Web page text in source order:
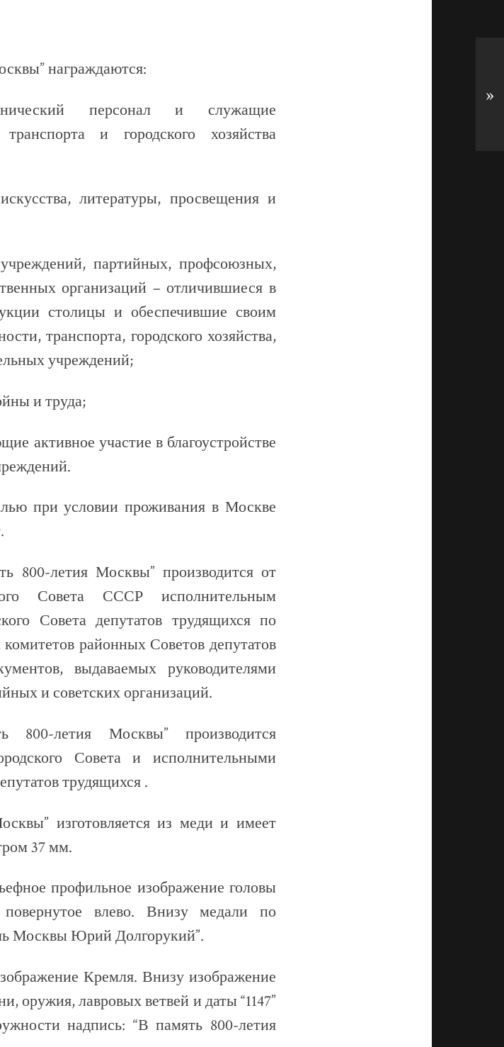
награждаются:
персонал и служащие
и городского хозяйства
литературы, просвещения и
партийных, профсоюзных,
организаций – отличившиеся в
столицы и обеспечившие своим
транспорта, городского хозяйства,
учреждений;
и труда;
активное участие в благоустройстве
при условии проживания в Москве
800-летия Москвы” производится от
Совета СССР исполнительным
Совета депутатов трудящихся по
районных Советов депутатов
выдаваемых руководителями
и советских организаций.
летия Москвы” производится
Совета и исполнительными
трудящихся .
изготовляется из меди и имеет
37 мм.
профильное изображение головы
влево. Внизу медали по
Москвы Юрий Долгорукий”.
Кремля. Внизу изображение
оружия, лавровых ветвей и даты “1147”
надпись: “В память 800-летия
»